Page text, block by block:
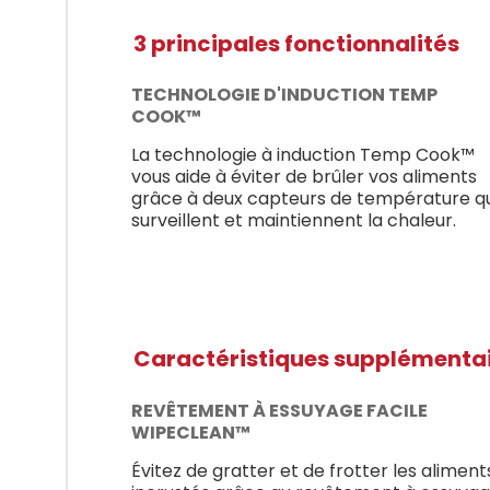
3 principales fonctionnalités
TECHNOLOGIE D'INDUCTION TEMP
COOK™
La technologie à induction Temp Cook™
vous aide à éviter de brûler vos aliments
grâce à deux capteurs de température
surveillent et maintiennent la chaleur.
Caractéristiques
REVÊTEMENT À ESSUYAGE FACILE
WIPECLEAN™
Évitez de gratter et de frotter les